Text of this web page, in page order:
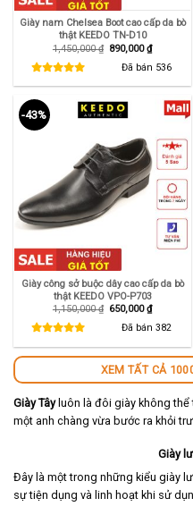
Giày nam Chelsea Boot cao cấp da bò
thật KEEDO TN-D10
1,450,000₫ Giá
1,450,000 ₫.
890,000₫Giá
hiện
tại
là:
Đã bán 536
-43%
Giày công sở buộc dây cao cấp da bò
thật KEEDO VPO-P703
1,150,000₫ Giá
650,000₫Giá
hiện
tại
Đã bán 382
XEM TẤT CẢ
Giày Tâyluôn là đôi giày không thể
một anh chàng vừa bước ra khỏi
Giày
Đây là một trong những kiểu giày
sự tiện dụng và linh hoạt khi sử